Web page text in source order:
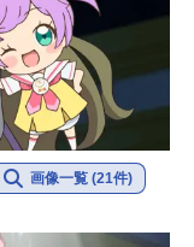
画像一覧 (21件)